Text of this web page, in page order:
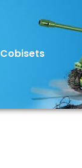
Cobisets